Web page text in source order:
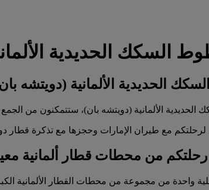
السكك الحديدية
الحديدية الألمانية (دويتشه
الألمانية (دويتشه بان)، ستتمكنون من
لرحلتكم مع طيران الإمارات وحجزها مع تذكرة قطار
رحلتكم من محطات قطار ألمانية
واحدة من مجموعة من محطات القطار الألمانية